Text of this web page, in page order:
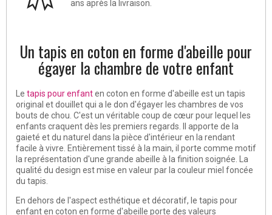
ans après la livraison.
Un tapis en coton en forme d'abeille pour
égayer la chambre de votre enfant
Le tapis pour enfanten coton en forme d'abeille est un tapis
original et douillet qui a le don d'égayer les chambres de vos
bouts de chou. C'est un véritable coup de cœur pour lequel les
enfants craquent dès les premiers regards. Il apporte de la
gaieté et du naturel dans la pièce d'intérieur en la rendant
facile à vivre. Entièrement tissé à la main, il porte comme motif
la représentation d'une grande abeille à la finition soignée. La
qualité du design est mise en valeur par la couleur miel foncée
du tapis.
En dehors de l'aspect esthétique et décoratif, le tapis pour
enfant en coton en forme d'abeille porte des valeurs